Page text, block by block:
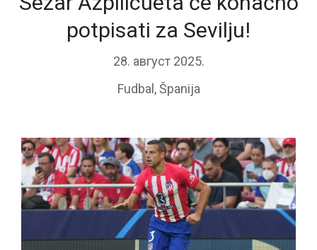
potpisati za Sevilju!
28. август 2025.
Fudbal ,Španija